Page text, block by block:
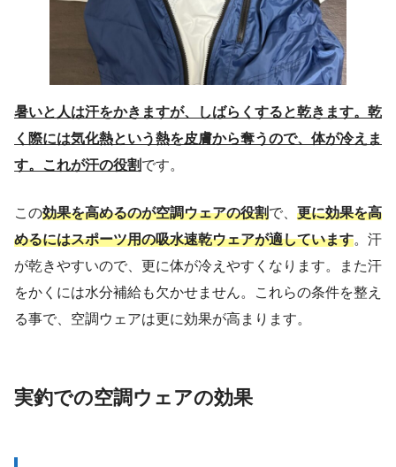
暑いと人は汗をかきますが、しばらくすると乾きます。乾
く際には気化熱という熱を皮膚から奪うので、体が冷えま
す。これが汗の役割です。
この効果を高めるのが空調ウェアの役割で、 更に効果を高
めるにはスポーツ用の吸水速乾ウェアが適しています。汗
が乾きやすいので、更に体が冷えやすくなります。また汗
をかくには水分補給も欠かせません。これらの条件を整え
る事で、空調ウェアは更に効果が高まります。
実釣での空調ウェアの効果